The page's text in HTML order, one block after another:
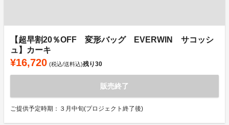
【超早割20％OFF 変形バッグ EVERWIN サコッシ
ュ】カーキ
¥16,720 (税込/送料込)残り30
販売終了
ご提供予定時期：３月中旬(プロジェクト終了後)